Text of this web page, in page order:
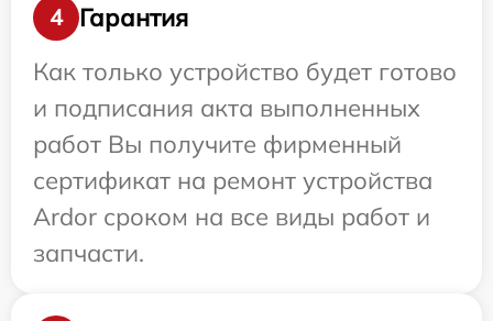
4
Гарантия
Как только устройство будет готово
и подписания акта выполненных
работ Вы получите фирменный
сертификат на ремонт устройства
Ardor сроком на все виды работ и
запчасти.